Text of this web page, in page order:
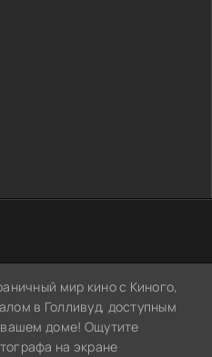
мир кино с Киного,
в Голливуд, доступным
доме! Ощутите
на экране